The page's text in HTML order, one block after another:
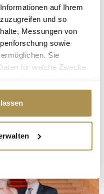
auf Ihrem
und so
Messungen von
sowie
Sie
für welche Zwecke
auf das Privacy
Lage
Meter genau sein
identifizieren